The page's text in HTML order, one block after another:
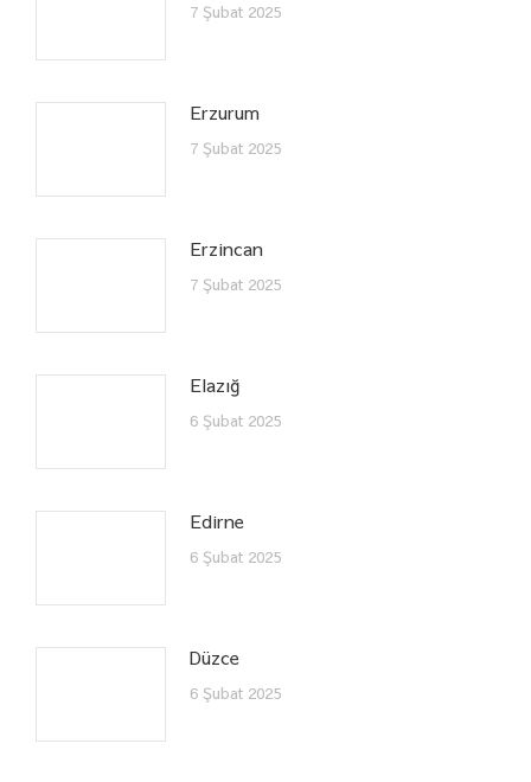
7 Şubat 2025
Erzurum
7 Şubat 2025
Erzincan
7 Şubat 2025
Elazığ
6 Şubat 2025
Edirne
6 Şubat 2025
Düzce
6 Şubat 2025